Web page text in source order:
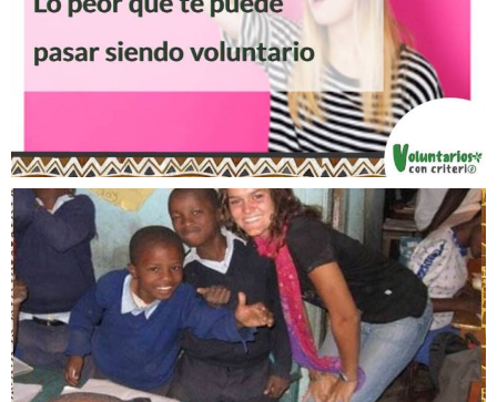
Y si te aburres te puedes dar de baja.
- Be free like the wind -
Otros artículos que te pueden
interesar